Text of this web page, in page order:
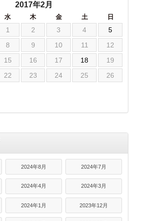
2017年2月
水 木 金 土 日
1 2 3 4
5
8 9 10 11
12
15 16 17 18
19
22 23 24 25
26
2024年8月 2024年7月
2024年4月 2024年3月
2024年1月 2023年12月